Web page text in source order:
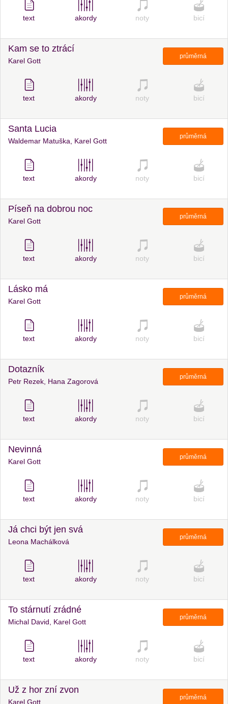
text akordy noty bicí
Kam se to ztrácí
Karel Gott
průměrná
text akordy noty bicí
Santa Lucia
Waldemar Matuška, Karel Gott
průměrná
text akordy noty bicí
Píseň na dobrou noc
Karel Gott
průměrná
text akordy noty bicí
Lásko má
Karel Gott
průměrná
text akordy noty bicí
Dotazník
Petr Rezek, Hana Zagorová
průměrná
text akordy noty bicí
Nevinná
Karel Gott
průměrná
text akordy noty bicí
Já chci být jen svá
Leona Machálková
průměrná
text akordy noty bicí
To stárnutí zrádné
Michal David, Karel Gott
průměrná
text akordy noty bicí
Už z hor zní zvon
Karel Gott
průměrná